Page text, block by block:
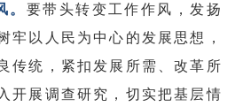
。 要带头转变工作作风，发扬
牢以人民为中心的发展思想，
传统，紧扣发展所需、改革所
开展调查研究，切实把基层情